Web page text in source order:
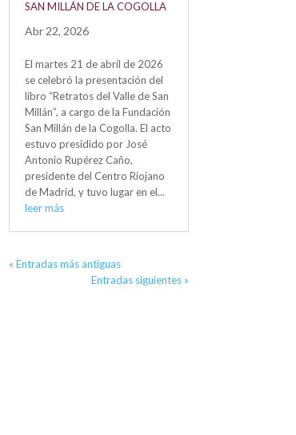
SAN MILLÁN DE LA COGOLLA
Abr 22, 2026
El martes 21 de abril de 2026
se celebró la presentación del
libro “Retratos del Valle de San
Millán”, a cargo de la Fundación
San Millán de la Cogolla. El acto
estuvo presidido por José
Antonio Rupérez Caño,
presidente del Centro Riojano
de Madrid, y tuvo lugar en el...
leer más
« Entradas más antiguas
Entradas siguientes »